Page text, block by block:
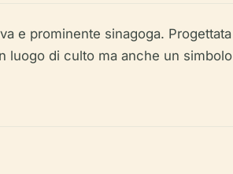
e prominente sinagoga. Progettata
luogo di culto ma anche un simbolo